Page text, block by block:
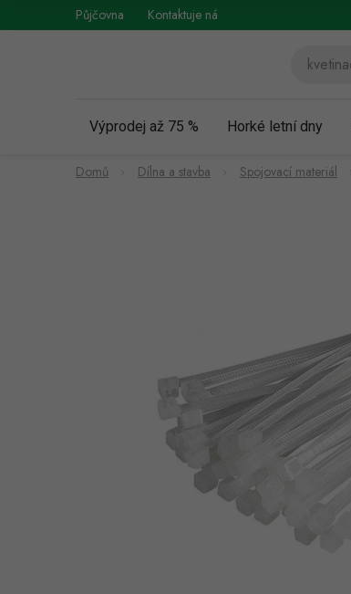
na
Půjčovna Kontaktuje nás
Výprodej až 75 % Horké letní dny
Domů Dílna a stavba Spojovací materiál